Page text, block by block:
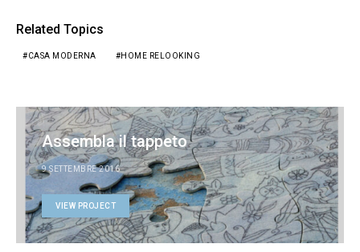
Related Topics
CASA MODERNA HOME RELOOKING
Assembla il tappeto
9 SETTEMBRE 2016
VIEW PROJECT